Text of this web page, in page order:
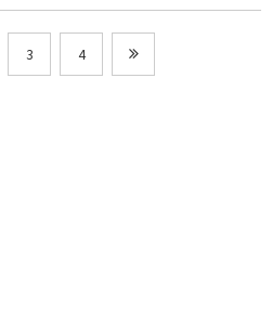
3 4